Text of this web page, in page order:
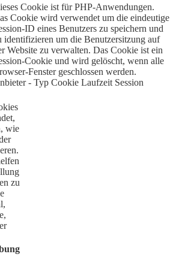
Cookie ist für PHP-Anwendungen.
Cookie wird verwendet um die eindeutige
ID eines Benutzers zu speichern und
identifizieren um die Benutzersitzung auf
Website zu verwalten. Das Cookie ist ein
Cookie und wird gelöscht, wenn alle
Fenster geschlossen werden.
- Typ Cookie Laufzeit Session
wie
zu